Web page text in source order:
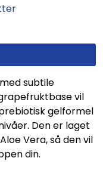
subtile
vil
gelformel
Den er laget
Vera, så den vil
din.